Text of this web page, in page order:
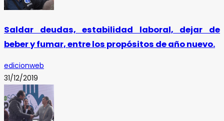
Saldar deudas, estabilidad laboral, dejar de
beber y fumar, entre los propósitos de año nuevo.
edicionweb
31/12/2019